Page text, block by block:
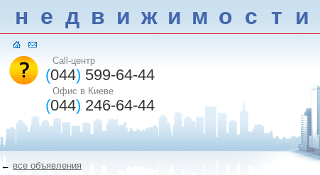
н е д в и ж и м о с т и
Call-центр
(044) 599-64-44
Офис в Киеве
(044) 246-64-44
← все объявления